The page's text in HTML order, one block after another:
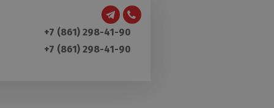
+7 (861) 298-41-90
+7 (861) 298-41-90